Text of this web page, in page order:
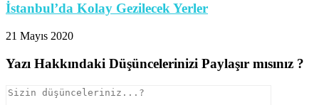
İstanbul’da Kolay Gezilecek Yerler
21 Mayıs 2020
Yazı Hakkındaki Düşüncelerinizi Paylaşır mısınız ?